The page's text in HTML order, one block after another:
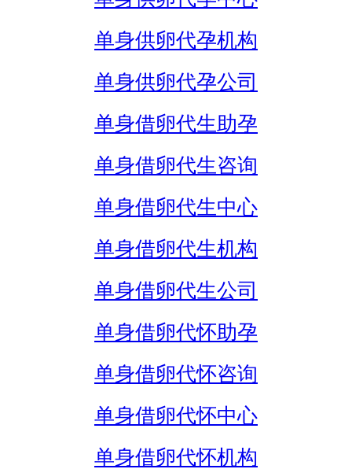
单身供卵代孕机构
单身供卵代孕公司
单身借卵代生助孕
单身借卵代生咨询
单身借卵代生中心
单身借卵代生机构
单身借卵代生公司
单身借卵代怀助孕
单身借卵代怀咨询
单身借卵代怀中心
单身借卵代怀机构